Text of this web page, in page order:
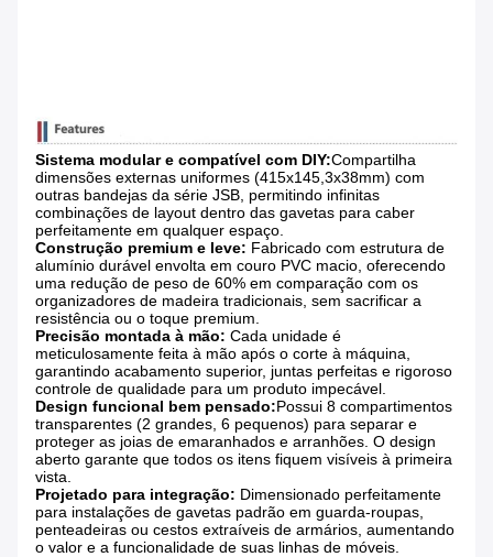
Sistema modular e compatível com DIY:Compartilha
dimensões externas uniformes (415x145,3x38mm) com
outras bandejas da série JSB, permitindo infinitas
combinações de layout dentro das gavetas para caber
perfeitamente em qualquer espaço.
Construção premium e leve: ​ Fabricado com estrutura de
alumínio durável envolta em couro PVC macio, oferecendo
uma redução de peso de 60% em comparação com os
organizadores de madeira tradicionais, sem sacrificar a
resistência ou o toque premium.
Precisão montada à mão: ​ Cada unidade é
meticulosamente feita à mão após o corte à máquina,
garantindo acabamento superior, juntas perfeitas e rigoroso
controle de qualidade para um produto impecável.
Design funcional bem pensado:Possui 8 compartimentos
transparentes (2 grandes, 6 pequenos) para separar e
proteger as joias de emaranhados e arranhões. O design
aberto garante que todos os itens fiquem visíveis à primeira
vista.
Projetado para integração: ​ Dimensionado perfeitamente
para instalações de gavetas padrão em guarda-roupas,
penteadeiras ou cestos extraíveis de armários, aumentando
o valor e a funcionalidade de suas linhas de móveis.